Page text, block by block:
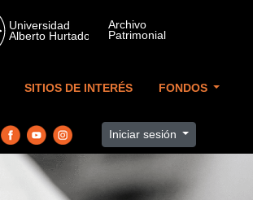
SITIOS DE INTERÉS FONDOS
Iniciar sesión